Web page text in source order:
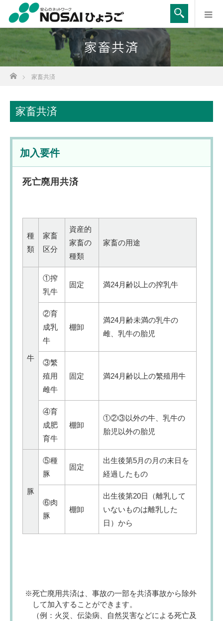
ホーム
家畜共済
家畜共済
加入要件
死亡廃用共済
種
類
家畜
区分
資産的
家畜の
種類
家畜の用途
牛
①搾
乳牛
固定 満24月齢以上の搾乳牛
②育
成乳
牛
棚卸
満24月齢未満の乳牛の
雌、乳牛の胎児
③繁
殖用
雌牛
固定 満24月齢以上の繁殖用牛
④育
成肥
育牛
棚卸
①②③以外の牛、乳牛の
胎児以外の胎児
豚
⑤種
豚
固定
出生後第5月の月の末日を
経過したもの
⑥肉
豚
棚卸
出生後第20日（離乳して
いないものは離乳した
日）から
死亡廃用共済は、事故の一部を共済事故から除外
して加入することができます。
（例：火災、伝染病、自然災害などによる死亡及